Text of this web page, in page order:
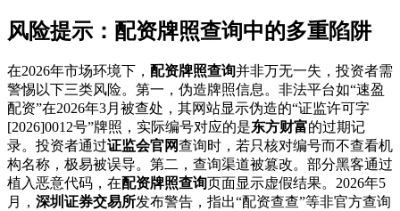
风险提示：配资牌照查询中的多重陷阱
在2026年市场环境下， 配资牌照查询并非万无一失，投资者需
警惕以下三类风险。第一，伪造牌照信息。非法平台如“速盈
配资”在2026年3月被查处，其网站显示伪造的“证监许可字
[2026]0012号”牌照，实际编号对应的是东方财富的过期记
录。投资者通过证监会官网查询时，若只核对编号而不查看机
构名称，极易被误导。第二，查询渠道被篡改。部分黑客通过
植入恶意代码，在配资牌照查询 页面显示虚假结果。2026年5
月， 深圳证券交易所发布警告，指出“配资查查”等非官方查询